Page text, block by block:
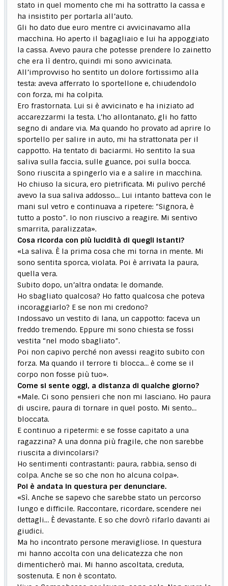
stato in quel momento che mi ha sottratto la cassa e
ha insistito per portarla all’auto.
Gli ho dato due euro mentre ci avvicinavamo alla
macchina. Ho aperto il bagagliaio e lui ha appoggiato
la cassa. Avevo paura che potesse prendere lo zainetto
che era lì dentro, quindi mi sono avvicinata.
All’improvviso ho sentito un dolore fortissimo alla
testa: aveva afferrato lo sportellone e, chiudendolo
con forza, mi ha colpita.
Ero frastornata. Lui si è avvicinato e ha iniziato ad
accarezzarmi la testa. L’ho allontanato, gli ho fatto
segno di andare via. Ma quando ho provato ad aprire lo
sportello per salire in auto, mi ha strattonata per il
cappotto. Ha tentato di baciarmi. Ho sentito la sua
saliva sulla faccia, sulle guance, poi sulla bocca.
Sono riuscita a spingerlo via e a salire in macchina.
Ho chiuso la sicura, ero pietrificata. Mi pulivo perché
avevo la sua saliva addosso… Lui intanto batteva con le
mani sul vetro e continuava a ripetere: “Signora, è
tutto a posto”. Io non riuscivo a reagire. Mi sentivo
smarrita, paralizzata».
Cosa ricorda con più lucidità di quegli istanti?
«La saliva. È la prima cosa che mi torna in mente. Mi
sono sentita sporca, violata. Poi è arrivata la paura,
quella vera.
Subito dopo, un’altra ondata: le domande.
Ho sbagliato qualcosa? Ho fatto qualcosa che poteva
incoraggiarlo? E se non mi credono?
Indossavo un vestito di lana, un cappotto: faceva un
freddo tremendo. Eppure mi sono chiesta se fossi
vestita “nel modo sbagliato”.
Poi non capivo perché non avessi reagito subito con
forza. Ma quando il terrore ti blocca… è come se il
corpo non fosse più tuo».
Come si sente oggi, a distanza di qualche giorno?
«Male. Ci sono pensieri che non mi lasciano. Ho paura
di uscire, paura di tornare in quel posto. Mi sento…
bloccata.
E continuo a ripetermi: e se fosse capitato a una
ragazzina? A una donna più fragile, che non sarebbe
riuscita a divincolarsi?
Ho sentimenti contrastanti: paura, rabbia, senso di
colpa. Anche se so che non ho alcuna colpa».
Poi è andata in questura per denunciare.
«Sì. Anche se sapevo che sarebbe stato un percorso
lungo e difficile. Raccontare, ricordare, scendere nei
dettagli… È devastante. E so che dovrò rifarlo davanti ai
giudici.
Ma ho incontrato persone meravigliose. In questura
mi hanno accolta con una delicatezza che non
dimenticherò mai. Mi hanno ascoltata, creduta,
sostenuta. E non è scontato.